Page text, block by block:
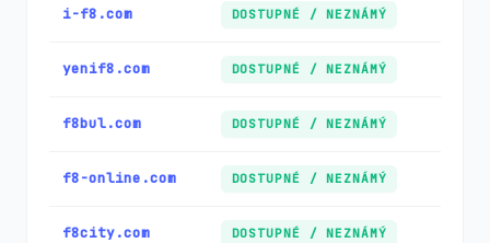
i-f8.com DOSTUPNÉ / NEZNÁMÝ
yenif8.com DOSTUPNÉ / NEZNÁMÝ
f8bul.com DOSTUPNÉ / NEZNÁMÝ
f8-online.com DOSTUPNÉ / NEZNÁMÝ
f8city.com DOSTUPNÉ / NEZNÁMÝ